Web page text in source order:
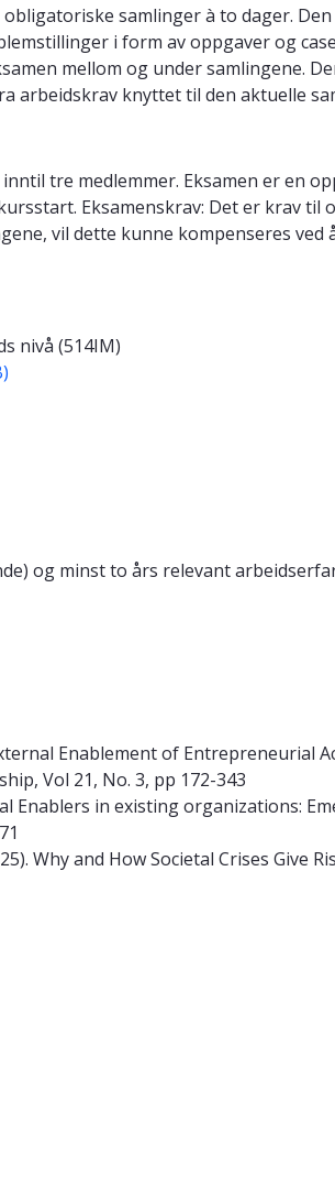
samlinger à to dager.
i form av oppgaver og
mellom og under samlingene.
arbeidskrav knyttet til den aktuelle
tre medlemmer. Eksamen er en
Eksamenskrav: Det er krav
vil dette kunne kompenseres
nivå (514IM)
og minst to års relevant
Enablement of Entrepreneurial
Vol 21, No. 3, pp 172-343
Enablers in existing organizations:
Why and How Societal Crises